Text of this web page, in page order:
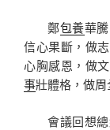
鄭包養華
信心果斷，做
心胸感恩，做
事壯體格，做周
會議回想